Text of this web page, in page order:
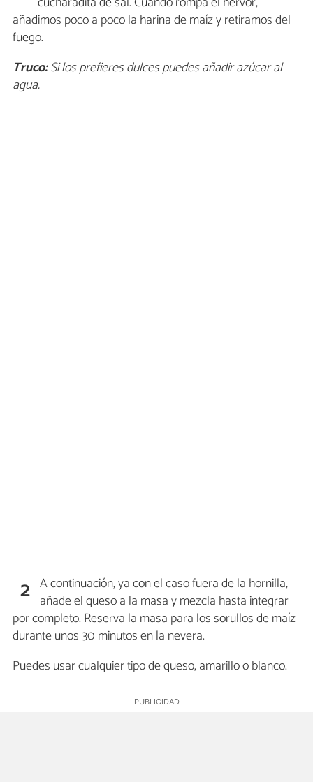
añadimos poco a poco la harina de maíz y retiramos del
fuego.
Truco:Si los prefieres dulces puedes añadir azúcar al
agua.
2 A continuación, ya con el caso fuera de la hornilla,
añade el queso a la masa y mezcla hasta integrar
por completo. Reserva la masa para los sorullos de maíz
durante unos 30 minutos en la nevera.
Puedes usar cualquier tipo de queso, amarillo o blanco.